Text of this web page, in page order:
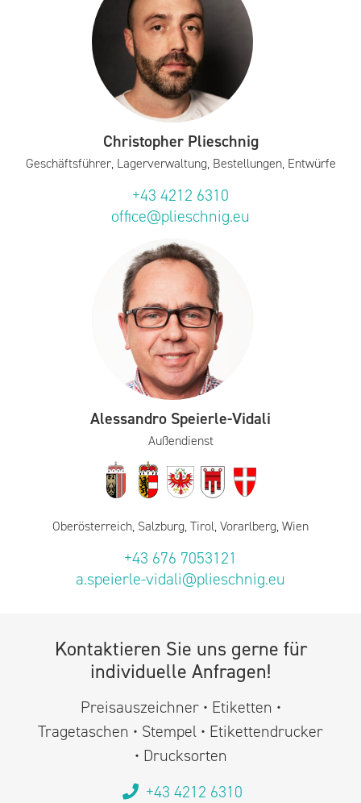
Christopher Plieschnig
Geschäftsführer, Lagerverwaltung, Bestellungen, Entwürfe
+43 4212 6310
office@plieschnig.eu
Alessandro Speierle-Vidali
Außendienst
Oberösterreich, Salzburg, Tirol, Vorarlberg, Wien
+43 676 7053121
a.speierle-vidali@plieschnig.eu
Kontaktieren Sie uns gerne für
individuelle Anfragen!
Preisauszeichner • Etiketten •
Tragetaschen • Stempel • Etikettendrucker
• Drucksorten
+43 4212 6310